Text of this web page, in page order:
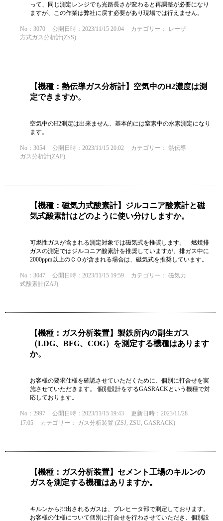
って、同じ測定レンジでも光路長さが変わると再調整が必要になり
ますが、この作業は弊社に戻す必要があり現場では行えません。
No：3070 公開日時：2023/11/15 20:04 カテゴリー：
レーザ
方式ガス分析計(ZSS)
【機種：熱伝導ガス分析計】空気中のH2濃度は測
定できますか。
空気中のH2測定は出来ません、基本的には窒素中の水素測定になり
ます。
No：3054 公開日時：2023/11/15 20:02 カテゴリー： 熱伝導
ガス分析計(ZAF)
【機種：磁気力式酸素計】ジルコニア酸素計と磁
気式酸素計はどのように使い分けしますか。
可燃性ガスが含まれる測定対象では磁気式を推奨します。 燃焼排
ガスの測定ではジルコニア酸素計を推奨していますが、排ガス中に
2000ppm以上のＣＯが含まれる場合は、磁気式を推奨しています。
No：3047 公開日時：2023/11/15 19:59 カテゴリー： 磁気力
式酸素計(ZAJ)
【機種：ガス分析装置】製鉄所内の副生ガス
（LDG、BFG、COG）を測定する機種はあります
か。
お客様の要求仕様を確認させていただくために、個別に打合せを実
施させていただきます。 個別設計をするGASRACKという機種で対
応しております。
No：2997 公開日時：2023/11/15 19:43
更新日時：2023/11/28
17:05
カテゴリー： ガス分析装置 (ZSJ, ZSU, GASRACK)
【機種：ガス分析装置】セメント工場のキルンの
ガスを測定する機種はありますか。
キルンから排出されるガスは、プレヒータ部で測定しております。
お客様の仕様について個別に打合せを行わさせていただき、個別設